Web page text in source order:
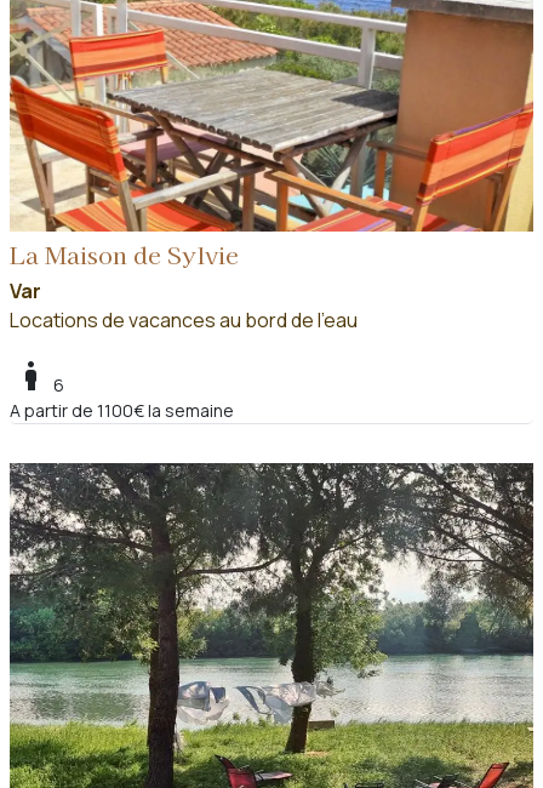
La Maison de Sylvie
Var
Locations de vacances au bord de l'eau
boy
6
A partir de 1100€ la semaine